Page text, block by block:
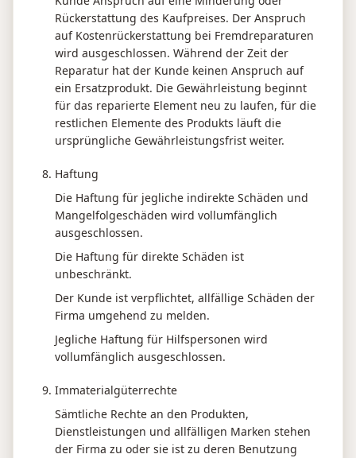
Rückerstattung des Kaufpreises. Der Anspruch
auf Kostenrückerstattung bei Fremdreparaturen
wird ausgeschlossen. Während der Zeit der
Reparatur hat der Kunde keinen Anspruch auf
ein Ersatzprodukt. Die Gewährleistung beginnt
für das reparierte Element neu zu laufen, für die
restlichen Elemente des Produkts läuft die
ursprüngliche Gewährleistungsfrist weiter.
Haftung
Die Haftung für jegliche indirekte Schäden und
Mangelfolgeschäden wird vollumfänglich
ausgeschlossen.
Die Haftung für direkte Schäden ist
unbeschränkt.
Der Kunde ist verpflichtet, allfällige Schäden der
Firma umgehend zu melden.
Jegliche Haftung für Hilfspersonen wird
vollumfänglich ausgeschlossen.
Immaterialgüterrechte
Sämtliche Rechte an den Produkten,
Dienstleistungen und allfälligen Marken stehen
der Firma zu oder sie ist zu deren Benutzung